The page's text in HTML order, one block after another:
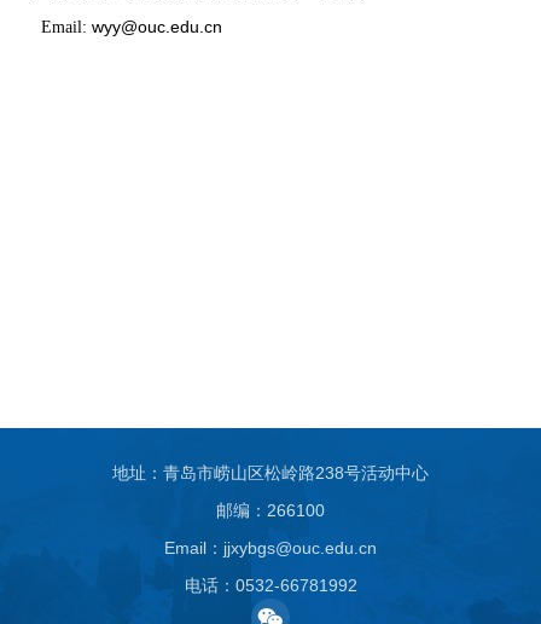
Email: wyy@ouc.edu.cn
地址：青岛市崂山区松岭路238号活动中心
邮编：266100
Email：jjxybgs@ouc.edu.cn
电话：0532-66781992